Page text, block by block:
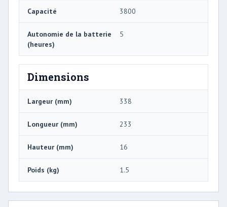
Capacité 3800
Autonomie de la batterie
(heures)
5
Dimensions
Largeur (mm) 338
Longueur (mm) 233
Hauteur (mm) 16
Poids (kg) 1.5